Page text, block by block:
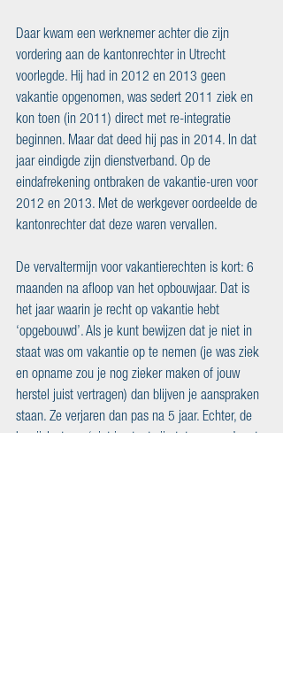
Daar kwam een werknemer achter die zijn
vordering aan de kantonrechter in Utrecht
voorlegde. Hij had in 2012 en 2013 geen
vakantie opgenomen, was sedert 2011 ziek en
kon toen (in 2011) direct met re-integratie
beginnen. Maar dat deed hij pas in 2014. In dat
jaar eindigde zijn dienstverband. Op de
eindafrekening ontbraken de vakantie-uren voor
2012 en 2013. Met de werkgever oordeelde de
kantonrechter dat deze waren vervallen.
De vervaltermijn voor vakantierechten is kort: 6
maanden na afloop van het opbouwjaar. Dat is
het jaar waarin je recht op vakantie hebt
‘opgebouwd’. Als je kunt bewijzen dat je niet in
staat was om vakantie op te nemen (je was ziek
en opname zou je nog zieker maken of jouw
herstel juist vertragen) dan blijven je aanspraken
staan. Ze verjaren dan pas na 5 jaar. Echter, de
bewijslast van ‘niet in staat zijn tot opname’ rust